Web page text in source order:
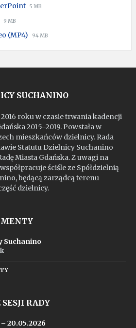
File
File
5 MB
File
pdf
File
9 MB
(MP4) File
mp4
File
94 MB
SUCHANINO
roku w czasie trwania kadencji
2015–2019. Powstała w
mieszkańców dzielnicy. Rada
Statutu Dzielnicy Suchanino
Miasta Gdańska. Z uwagi na
ściśle ze Spółdzielnią
będącą zarządcą terenu
dzielnicy.
Suchanino
SESJI RADY
20.05.2026